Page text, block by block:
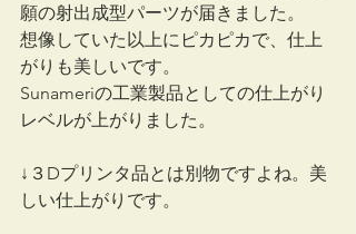
願の射出成型パーツが届きました。
想像していた以上にピカピカで、仕上
がりも美しいです。
Sunameriの工業製品としての仕上がり
レベルが上がりました。
↓３Dプリンタ品とは別物ですよね。美
しい仕上がりです。